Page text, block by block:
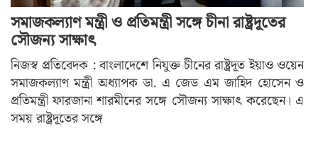
সমাজকল্যাণ মন্ত্রী ও প্রতিমন্ত্রী সঙ্গে চীনা রাষ্ট্রদূতের
সৌজন্য সাক্ষাৎ
নিজস্ব প্রতিবেদক : বাংলাদেশে নিযুক্ত চীনের রাষ্ট্রদূত ইয়াও ওয়েন
সমাজকল্যাণ মন্ত্রী অধ্যাপক ডা. এ জেড এম জাহিদ হোসেন ও
প্রতিমন্ত্রী ফারজানা শারমীনের সঙ্গে সৌজন্য সাক্ষাৎ করেছেন। এ
সময় রাষ্ট্রদূতের সঙ্গে